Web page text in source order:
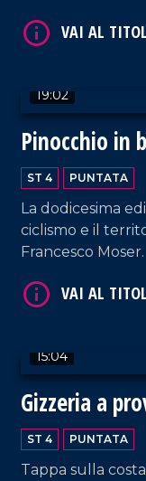
19:02
Pinocchio in
ST 4 PUNTATA
La dodicesima
ciclismo e il
Francesco Moser.
15:04
Gizzeria a
ST 4 PUNTATA
Tappa sulla
VAI AL TITOLO
VAI AL TITOLO